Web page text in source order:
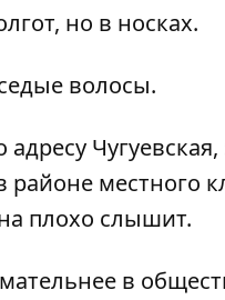
но в носках.
волосы.
местного
плохо слышит.
в